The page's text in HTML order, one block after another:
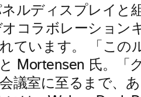
ルディスプレイと
コラボレーション
ています。 「この
Mortensen 氏。「
議室に至るまで、